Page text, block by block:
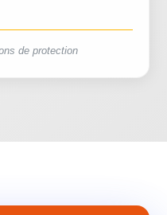
de protection